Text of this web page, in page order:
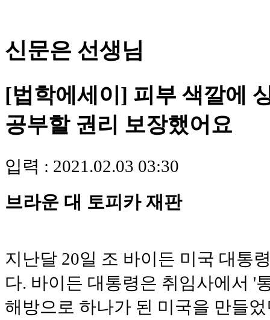
신문은 선생님
[법학에세이] 피부 색깔에
공부할 권리 보장했어요
입력 : 2021.02.03 03:30
브라운 대 토피카 재판
지난달 20일 조 바이든 미국 대통
다. 바이든 대통령은 취임사에서 '
해방으로 하나가 된 미국을 만들